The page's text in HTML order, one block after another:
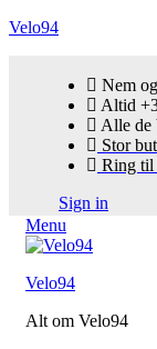
Velo94
Nem
Altid
Alle de
Stor
Ring til
Sign in
Menu
Velo94
Alt om Velo94